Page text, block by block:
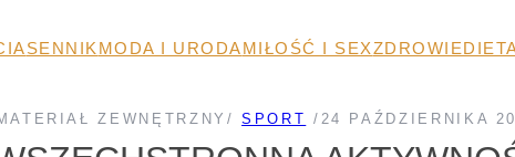
SENNIK MODA I URODAMIŁOŚĆ I SEXZDROWIE
ZEWNĘTRZNY /SPORT / 24 PAŹDZIERNIKA